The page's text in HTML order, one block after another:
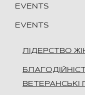
EVENTS
EVENTS
ЛІДЕРСТВО
ВЕТЕРАНСЬКІ